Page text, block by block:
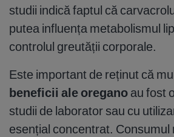
studii indică faptul că
putea influența metabolismul
controlul greutății corporale.
Este important de reținut că
beneficii ale oregano au fost
studii de laborator sau cu
esențial concentrat. Consumul